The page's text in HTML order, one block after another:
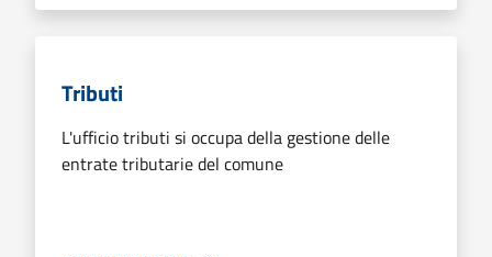
Tributi
L'ufficio tributi si occupa della gestione delle
entrate tributarie del comune